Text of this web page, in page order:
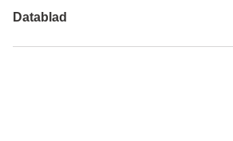
Datablad